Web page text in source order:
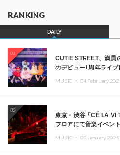
RANKING
DAILY
01
CUTIE STREET、満員
のデビュー1周年ライブ
MUSIC ・
02
東京・渋谷「CÉ LA VI
フロアにて音楽イベン
Kza（FORCE OF
MUSIC ・ 09.January.2025